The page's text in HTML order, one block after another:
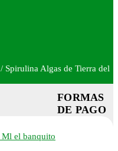
/ Spirulina Algas de Tierra del
FORMAS
DE PAGO